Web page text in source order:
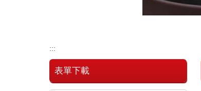
:::
表單下載